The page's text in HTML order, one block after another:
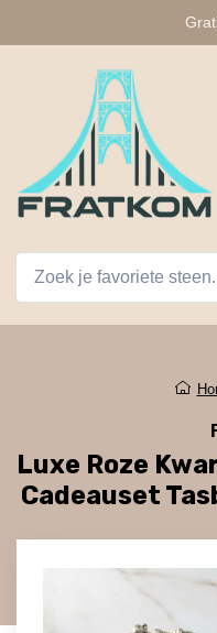
Luxe Roze
Cadeauset